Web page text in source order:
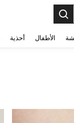
الأطفال أحذية